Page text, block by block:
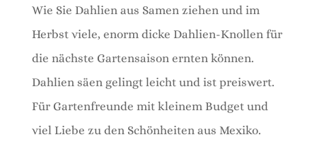
Wie Sie Dahlien aus Samen ziehen und im
Herbst viele, enorm dicke Dahlien-Knollen für
die nächste Gartensaison ernten können.
Dahlien säen gelingt leicht und ist preiswert.
Für Gartenfreunde mit kleinem Budget und
viel Liebe zu den Schönheiten aus Mexiko.